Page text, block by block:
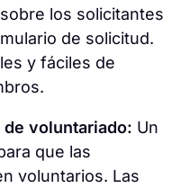
los solicitantes
de solicitud.
y fáciles de
voluntariado: Un
que las
voluntarios. Las